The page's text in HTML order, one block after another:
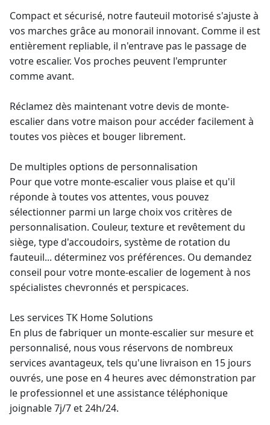
Compact et sécurisé, notre fauteuil motorisé s'ajuste à
vos marches grâce au monorail innovant. Comme il est
entièrement repliable, il n'entrave pas le passage de
votre escalier. Vos proches peuvent l'emprunter
comme avant.
Réclamez dès maintenant votredevis de monte-
escalierdans votre maison pour accéder facilement à
toutes vos pièces et bouger librement.
De multiples options de personnalisation
Pour que votre monte-escalier vous plaise et qu'il
réponde à toutes vos attentes, vous pouvez
sélectionner parmi un large choix vos critères de
personnalisation. Couleur, texture et revêtement du
siège, type d'accoudoirs, système de rotation du
fauteuil... déterminez vos préférences. Ou demandez
conseil pour votre monte-escalier de logement à nos
spécialistes chevronnés et perspicaces.
Les services TK Home Solutions
En plus de fabriquer un monte-escalier sur mesure et
personnalisé, nous vous réservons de nombreux
services avantageux, tels qu'une livraison en 15 jours
ouvrés, une pose en 4 heures avec démonstration par
le professionnel et une assistance téléphonique
joignable 7j/7 et 24h/24.